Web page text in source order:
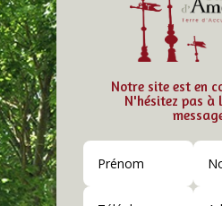
Notre site est en
N'hésitez pas à